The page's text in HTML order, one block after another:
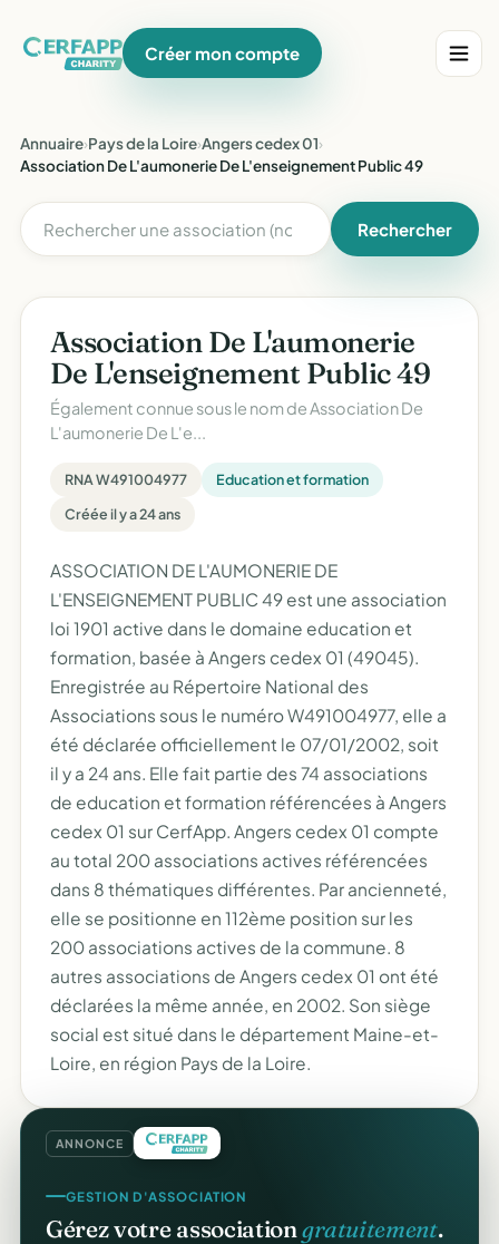
Créer mon compte
Annuaire›Pays de la Loire›Angers cedex 01›
Association De L'aumonerie De L'enseignement Public 49
Rechercher
Association De L'aumonerie
De L'enseignement Public 49
Également connue sous le nom deAssociation De
L'aumonerie De L'e...
RNA W491004977
Education et formation
Créée il y a 24 ans
ASSOCIATION DE L'AUMONERIE DE
L'ENSEIGNEMENT PUBLIC 49 est une association
loi 1901 active dans le domaine education et
formation, basée à Angers cedex 01 (49045).
Enregistrée au Répertoire National des
Associations sous le numéro W491004977, elle a
été déclarée officiellement le 07/01/2002, soit
il y a 24 ans. Elle fait partie des 74 associations
de education et formation référencées à Angers
cedex 01 sur CerfApp. Angers cedex 01 compte
au total 200 associations actives référencées
dans 8 thématiques différentes. Par ancienneté,
elle se positionne en 112ème position sur les
200 associations actives de la commune. 8
autres associations de Angers cedex 01 ont été
déclarées la même année, en 2002. Son siège
social est situé dans le département Maine-et-
Loire, en région Pays de la Loire.
ANNONCE
GESTION D'ASSOCIATION
Gérez votre associationgratuitement.